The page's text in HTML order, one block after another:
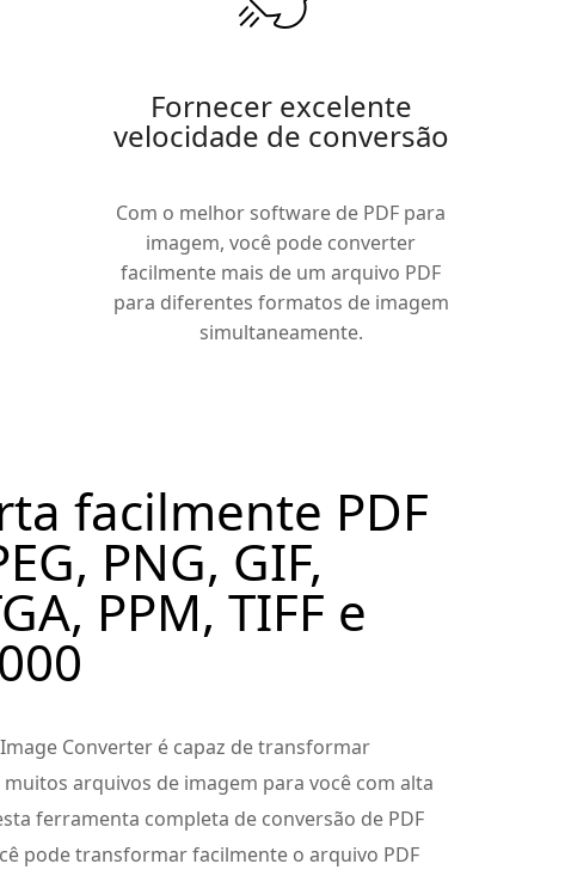
Fornecer excelente
velocidade de conversão
Com o melhor software de PDF para
imagem, você pode converter
facilmente mais de um arquivo PDF
para diferentes formatos de imagem
simultaneamente.
facilmente PDF
PNG, GIF,
PPM, TIFF e
Converter é capaz de transformar
muitos arquivos de imagem para você com alta
ferramenta completa de conversão de PDF
pode transformar facilmente o arquivo PDF